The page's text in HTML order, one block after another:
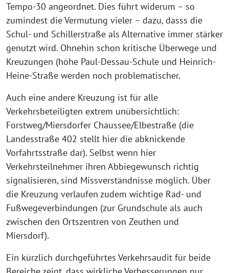
Tempo-30 angeordnet. Dies führt widerum – so
zumindest die Vermutung vieler – dazu, dasss die
Schul- und Schillerstraße als Alternative immer stärker
genutzt wird. Ohnehin schon kritische Überwege und
Kreuzungen (höhe Paul-Dessau-Schule und Heinrich-
Heine-Straße werden noch problematischer.
Auch eine andere Kreuzung ist für alle
Verkehrsbeteiligten extrem unübersichtlich:
Forstweg/Miersdorfer Chaussee/Elbestraße (die
Landesstraße 402 stellt hier die abknickende
Vorfahrtsstraße dar). Selbst wenn hier
Verkehrsteilnehmer ihren Abbiegewunsch richtig
signalisieren, sind Missverständnisse möglich. Über
die Kreuzung verlaufen zudem wichtige Rad- und
Fußwegeverbindungen (zur Grundschule als auch
zwischen den Ortszentren von Zeuthen und
Miersdorf).
Ein kürzlich durchgeführtes Verkehrsaudit für beide